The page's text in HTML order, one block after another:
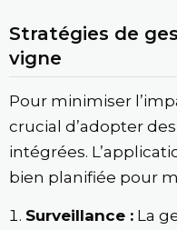
Stratégies de
vigne
Pour minimiser
crucial d’adopter
intégrées.
bien planifiée pour
Surveillance : La